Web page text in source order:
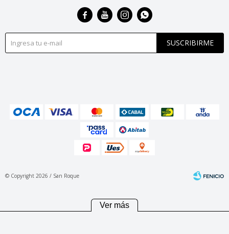
SUSCRIBIRME
   
© Copyright 2026 / San Roque
Ver más